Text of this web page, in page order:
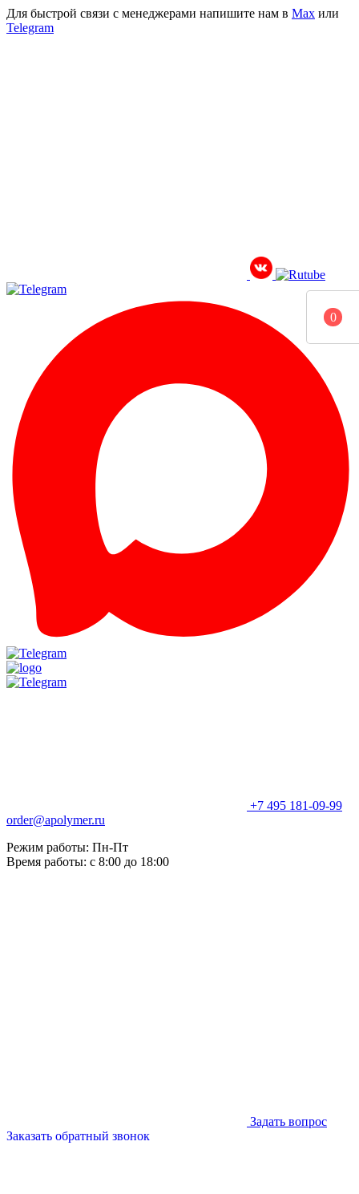
Для быстрой связи с менеджерами напишите нам в Мах или
Telegram
+7 495 181-09-99
order@apolymer.ru
Режим работы: Пн-Пт
Время работы: с 8:00 до 18:00
Задать вопрос
Заказать обратный звонок
0